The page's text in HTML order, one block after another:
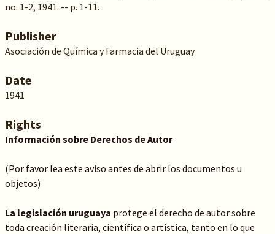
no. 1-2, 1941. -- p. 1-11.
Publisher
Asociación de Química y Farmacia del Uruguay
Date
1941
Rights
Información sobre Derechos de Autor
(Por favor lea este aviso antes de abrir los documentos u
objetos)
La legislación uruguaya protege el derecho de autor sobre
toda creación literaria, científica o artística, tanto en lo que